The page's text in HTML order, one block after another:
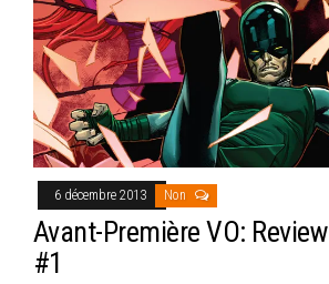
6 décembre 2013 Non
Avant-Première VO:
#1